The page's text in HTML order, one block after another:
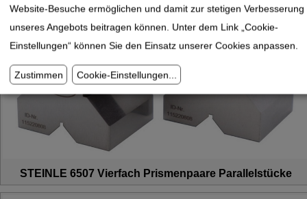
STEINLE 6507 Vierfach Prismenpaare Parallelstücke
Website-Besuche ermöglichen und damit zur stetigen Verbesserung
unseres Angebots beitragen können. Unter dem Link „Cookie-
Einstellungen“ können Sie den Einsatz unserer Cookies anpassen.
Zustimmen Cookie-Einstellungen...